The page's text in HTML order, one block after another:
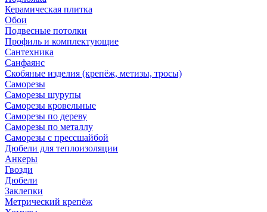
Керамическая плитка
Обои
Подвесные потолки
Профиль и комплектующие
Сантехника
Санфаянс
Скобяные изделия (крепёж, метизы, тросы)
Саморезы
Саморезы шурупы
Саморезы кровельные
Саморезы по дереву
Саморезы по металлу
Саморезы с прессшайбой
Дюбели для теплоизоляции
Анкеры
Гвозди
Дюбели
Заклепки
Метрический крепёж